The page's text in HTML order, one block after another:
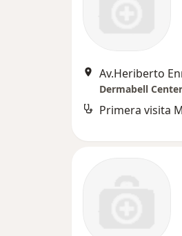
Av.Heriberto
Dermabell Center
Primera visita